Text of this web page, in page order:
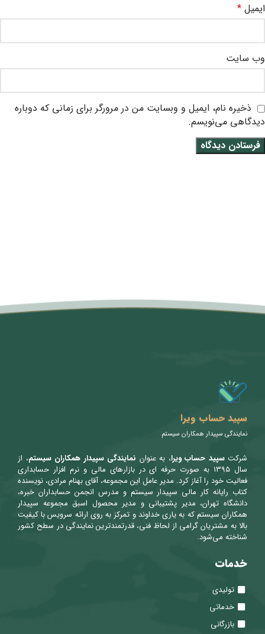
ایمیل *
وب‌ سایت
ذخیره نام، ایمیل و وبسایت من در مرورگر برای زمانی که دوباره
دیدگاهی می‌نویسم.
متن سربرگ خود را وارد کنید
سپید حساب ویرا
نمایندگی سپیدار همکاران سیستم
شرکتسپید حساب ویرا، به عنوان نمایندگی سپیدار همکاران سیستم، از
سال ۱۳۹۵ به صورت حرفه ای در بازارهای مالی و نرم افزار حسابداری
فعالیت خود را آغاز کرد. مدیر عامل این مجموعه، آقای بهنام مرادی، نویسنده
کتاب رایانه کار مالی سپیدار سیستم و مدرس انجمن حسابداران خبره،
دانشگاه تهران، مدیر پشتیبانی و مدیر محصول اسبق مجموعه سپیدار
همکاران سیستم که به یاری خداوند و تمرکز به روی ارائه سرویس با کیفیت
بالا به مشتریان گرامی از لحاظ فنی، قدرتمندترین نمایندگی در سطح کشور
شناخته می‌شود.
خدمات
تولیدی
خدماتی
بازرگانی